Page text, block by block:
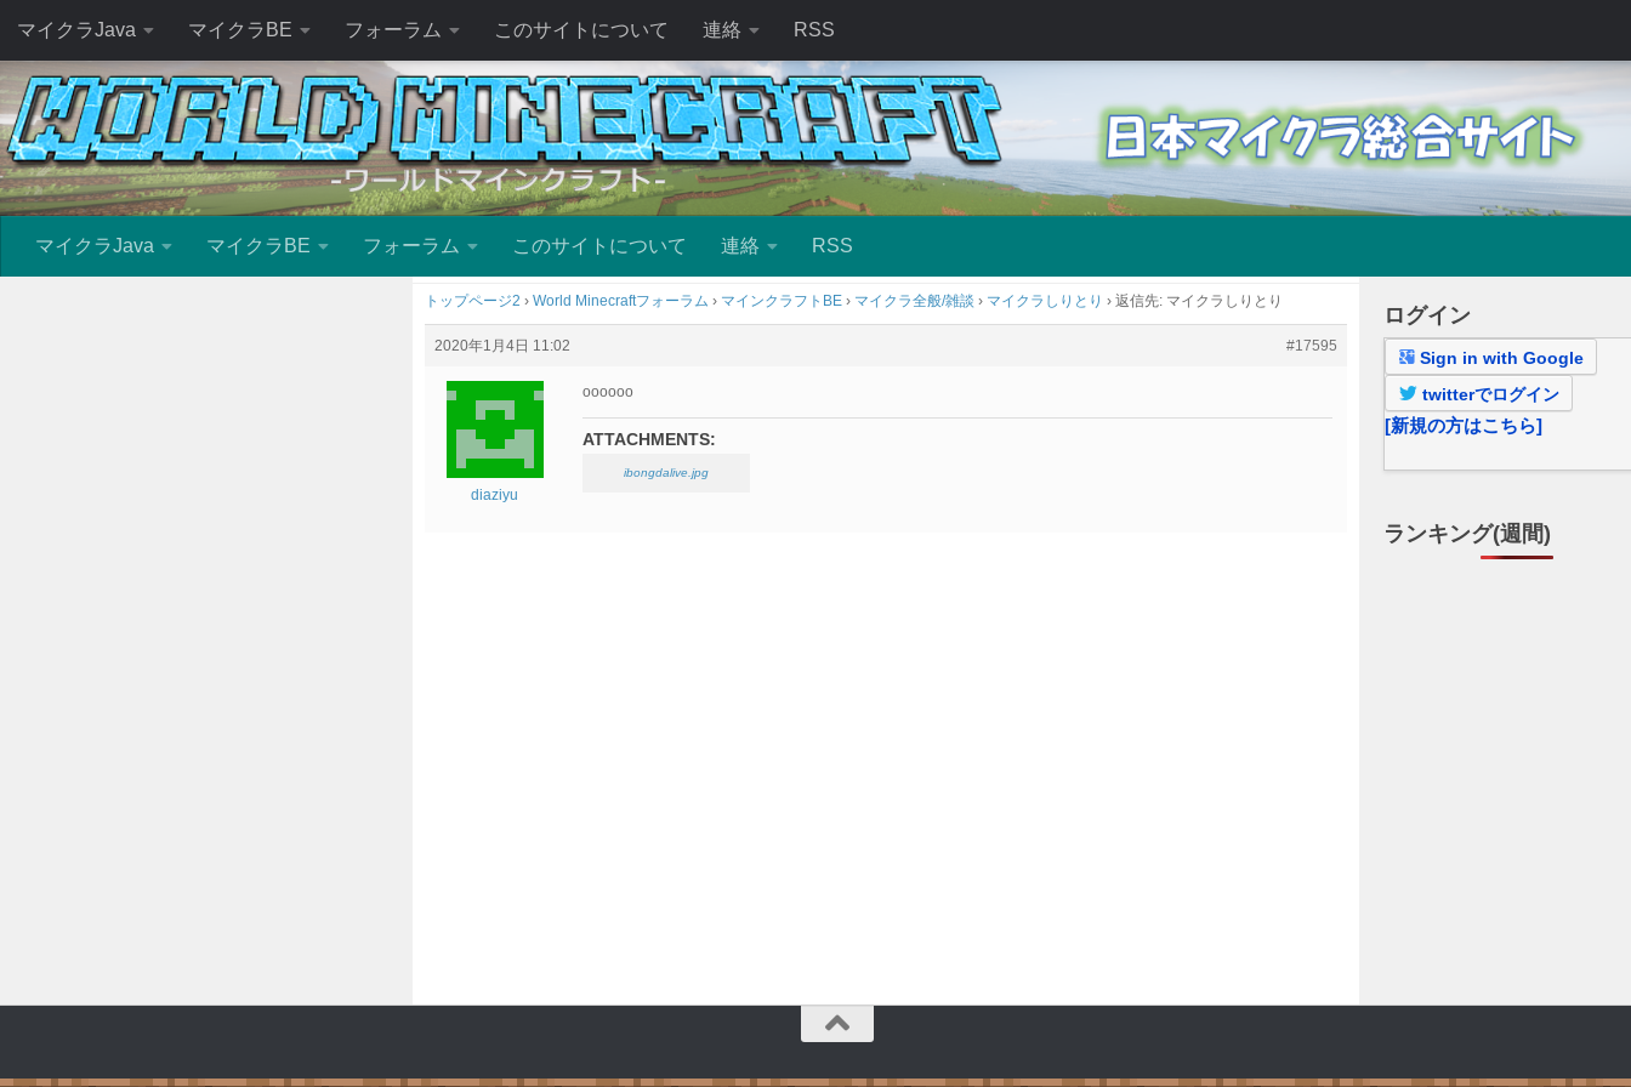
マイクラJava マイクラBE フォーラム このサイトについて 連絡 RSS
マイクラJava マイクラBE フォーラム このサイトについて 連絡 RSS
トップページ2 › World Minecraftフォーラム › マインクラフトBE › マイクラ全般/雑談 › マイクラしりとり › 返信先: マイクラしりとり
2020年1月4日 11:02 #17595
diaziyu
oooooo
ATTACHMENTS:
ibongdalive.jpg
ログイン
Sign in with Google
twitterでログイン
[新規の方はこちら]
ランキング(週間)